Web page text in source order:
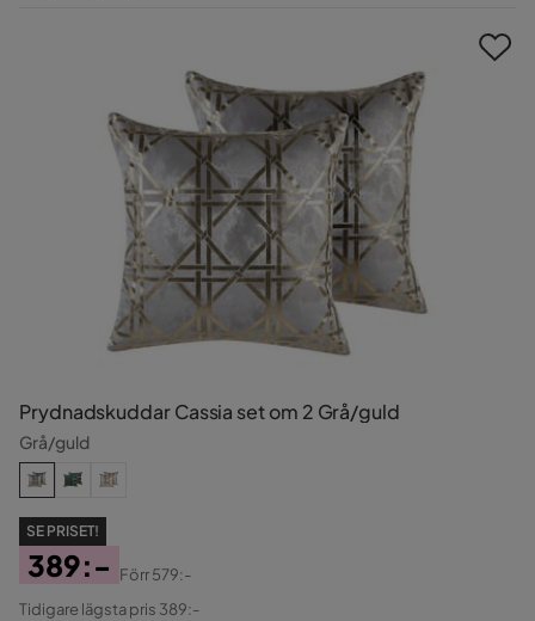
Prydnadskuddar Cassia set om 2 Grå/guld
Grå/guld
SE PRISET!
Pris
389:-
Original
Förr579:-
Tidigare lägsta pris 389:-